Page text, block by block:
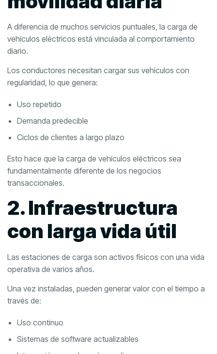
A diferencia de muchos servicios puntuales, la carga de
vehículos eléctricos está vinculada al comportamiento
diario.
Los conductores necesitan cargar sus vehículos con
regularidad, lo que genera:
Uso repetido
Demanda predecible
Ciclos de clientes a largo plazo
Esto hace que la carga de vehículos eléctricos sea
fundamentalmente diferente de los negocios
transaccionales.
2. Infraestructura
con larga vida útil
Las estaciones de carga son activos físicos con una vida
operativa de varios años.
Una vez instaladas, pueden generar valor con el tiempo a
través de:
Uso continuo
Sistemas de software actualizables